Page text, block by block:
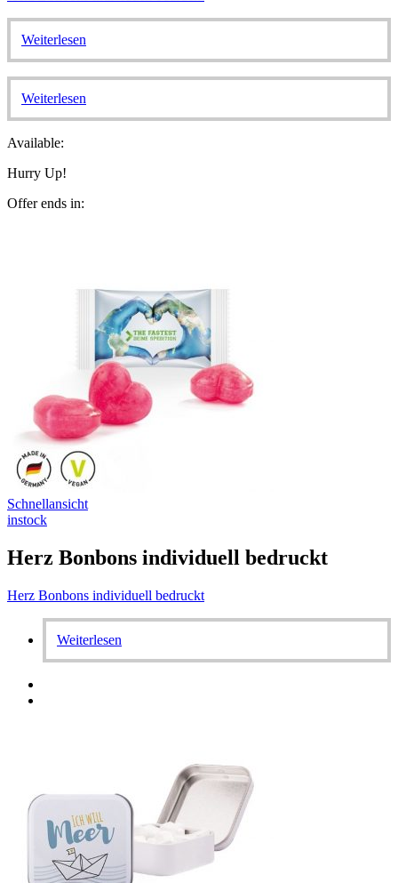
Weiterlesen
Weiterlesen
Available:
Hurry Up!
Offer ends in:
Schnellansicht
instock
Herz Bonbons individuell bedruckt
Herz Bonbons individuell bedruckt
Weiterlesen